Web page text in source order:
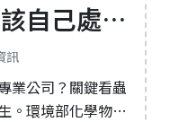
自己處理
理？優缺
訊
業公司？關鍵看蟲
。環境部化學物質